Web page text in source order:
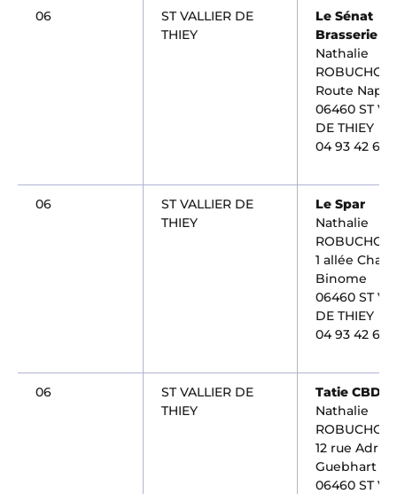
06
ST VALLIER DE
THIEY
Le Sénat
Brasserie
Nathalie
ROBUCHON
Route
06460 ST
DE THIEY
04 93 42 63
06
ST VALLIER DE
THIEY
Le Spar
Nathalie
ROBUCHON
1 allée
Binome
06460 ST
DE THIEY
04 93 42 69
06
ST VALLIER DE
THIEY
Tatie CBD
Nathalie
ROBUCHON
12 rue
Guebhart
06460 ST